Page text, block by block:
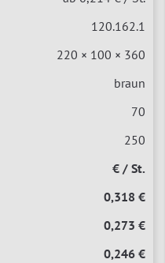
120.162.1
220 × 100 × 360
braun
70
250
€ / St.
0,318 €
0,273 €
0,246 €